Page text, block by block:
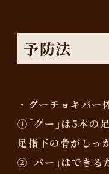
予防法
・グーチョキパー
①｢グー｣は5本の足
足指下の骨がしっ
②｢パー｣はできる